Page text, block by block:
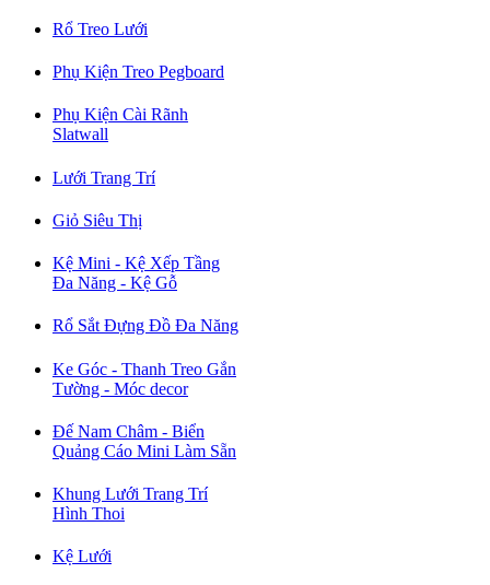
Rổ Treo Lưới
Phụ Kiện Treo Pegboard
Phụ Kiện Cài Rãnh
Slatwall
Lưới Trang Trí
Giỏ Siêu Thị
Kệ Mini - Kệ Xếp Tầng
Đa Năng - Kệ Gỗ
Rổ Sắt Đựng Đồ Đa Năng
Ke Góc - Thanh Treo Gắn
Tường - Móc decor
Đế Nam Châm - Biển
Quảng Cáo Mini Làm Sẵn
Khung Lưới Trang Trí
Hình Thoi
Kệ Lưới